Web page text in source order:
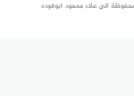
الى علاء محمود ابوفوده